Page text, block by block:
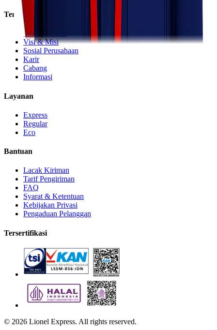
Tentang Kami
Tentang Kami
Visi & Misi
Sosial Perusahaan
Karir
Cabang
Informasi
Layanan
Express
Regular
Eco
Bantuan
Lacak Kiriman
Tarif Pengiriman
FAQ
Syarat & Ketentuan
Kebijakan Privasi
Pengaduan Pelanggan
Tersertifikasi
© 2026 Lionel Express. All rights reserved.